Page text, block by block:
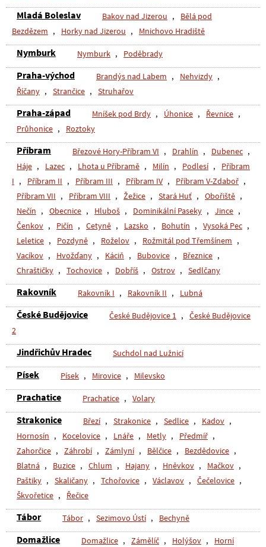
Mladá Boleslav Bakov nad Jizerou ,
Bělá pod
Bezdězem , Horky nad Jizerou , Mnichovo Hradiště
Nymburk Nymburk , Poděbrady
Praha-východ Brandýs nad Labem , Nehvizdy ,
Říčany , Strančice , Struhařov
Praha-západ Mníšek pod Brdy , Úhonice , Řevnice ,
Průhonice , Roztoky
Příbram Březové Hory-Příbram VI , Drahlín , Dubenec ,
Háje , Lazec , Lhota u Příbramě , Milín , Podlesí ,
Příbram
I , Příbram II , Příbram III , Příbram IV , Příbram V-Zdaboř ,
Příbram VII , Příbram VIII , Žežice , Stará Huť , Obořiště ,
Nečín , Obecnice , Hluboš , Dominikální Paseky , Jince ,
Čenkov , Pičín , Cetyně , Lazsko , Bohutín , Vysoká Pec ,
Leletice , Pozdyně , Roželov , Rožmitál pod Třemšínem ,
Vacíkov , Hvožďany , Káciň , Bubovice , Březnice ,
Chraštičky , Tochovice , Dobříš , Ostrov , Sedlčany
Rakovník Rakovník I , Rakovník II , Lubná
České Budějovice České Budějovice 1 ,
České Budějovice
2
Jindřichův Hradec Suchdol nad Lužnicí
Písek Písek , Mirovice , Milevsko
Prachatice Prachatice , Volary
Strakonice Březí , Strakonice , Sedlice , Kadov ,
Hornosín , Kocelovice , Lnáře , Metly , Předmíř ,
Zahorčice , Záhrobí , Zámlyní , Bělčice , Bezdědovice ,
Blatná , Buzice , Chlum , Hajany , Hněvkov , Mačkov ,
Paštiky , Skaličany , Tchořovice , Václavov , Čečelovice ,
Škvořetice , Řečice
Tábor Tábor , Sezimovo Ústí , Bechyně
Domažlice Domažlice , Zámělíč , Holýšov ,
Horní